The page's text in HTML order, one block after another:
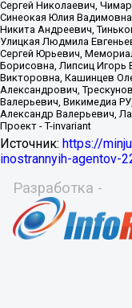
Источник: https://
inostrannyih-agentov-
Разработка -